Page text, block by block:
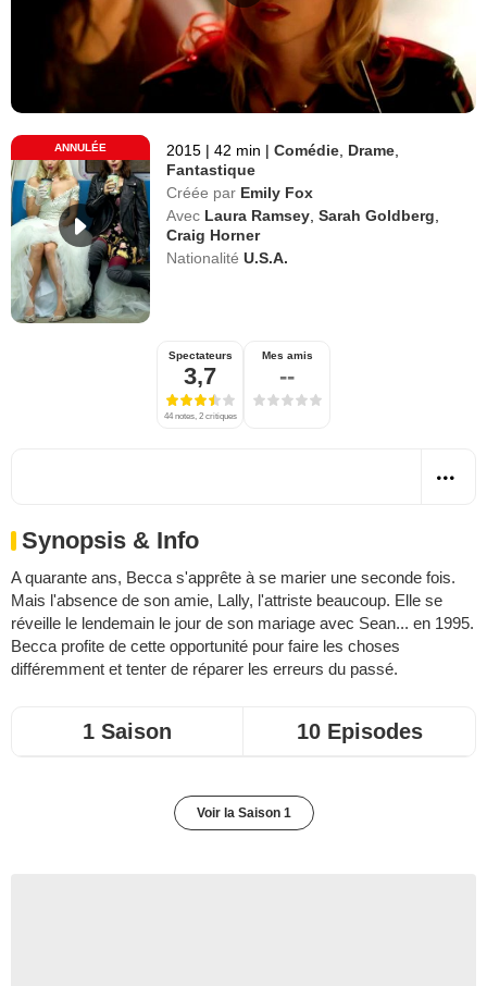
ANNULÉE 2015 | 42 min | Comédie Drame
Fantastique
Créée par Emily Fox
Avec Laura Ramsey ,Sarah Goldberg
Craig Horner
Nationalité U.S.A.
Spectateurs
3,7
44 notes, 2 critiques
Mes amis
--
Synopsis & Info
A quarante ans, Becca s'apprête à se marier une seconde fois.
Mais l'absence de son amie, Lally, l'attriste beaucoup. Elle se
réveille le lendemain le jour de son mariage avec Sean... en 1995.
Becca profite de cette opportunité pour faire les choses
différemment et tenter de réparer les erreurs du passé.
1 Saison 10 Episodes
Voir la Saison 1